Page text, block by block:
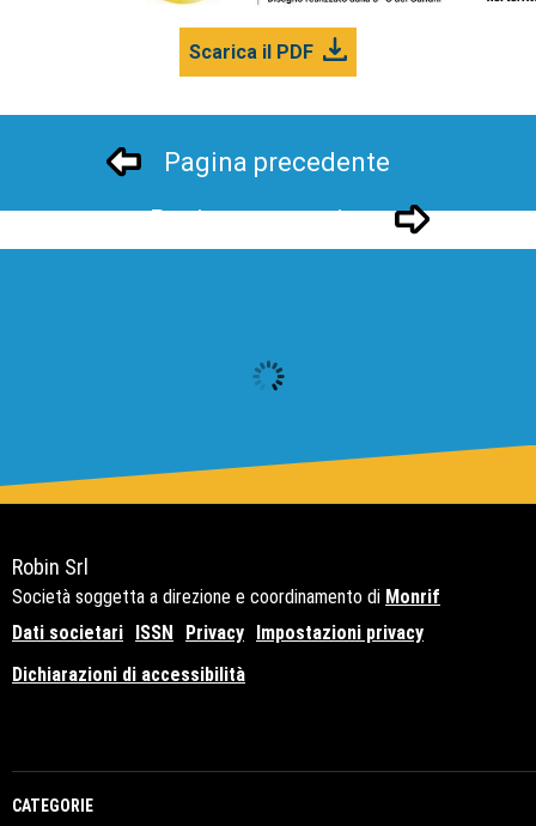
Scarica il PDF
Pagina precedente
Pagina successivo
Robin Srl
Società soggetta a direzione e coordinamento di Monrif
Dati societari
ISSN Privacy
Impostazioni privacy
Dichiarazioni di accessibilità
CATEGORIE